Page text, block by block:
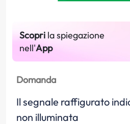
Scopri la spiegazione
nell'App
Domanda
Il segnale raffigurato
non illuminata